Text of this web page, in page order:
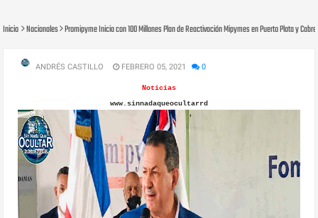
Inicio Nacionales Promipyme Inicia con 100 Millones Plan de Reactivación Mipymes en Puerto Plata y
ANDRÉS CASTILLO FEBRERO 05, 2021 0
Noticias
www.sinnadaqueocultarrd